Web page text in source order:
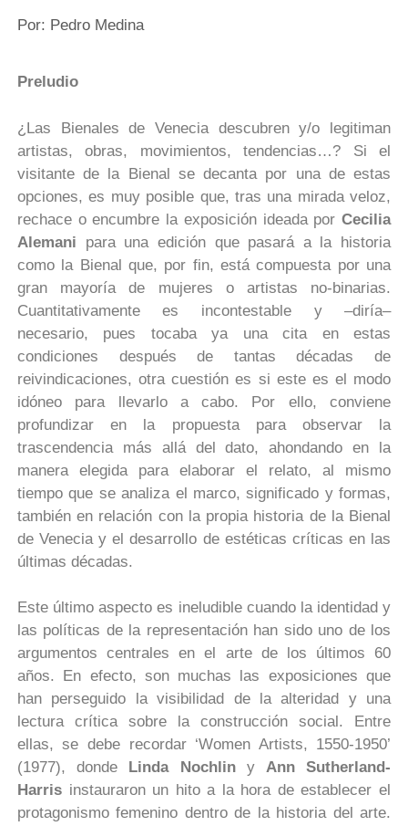
Por: Pedro Medina|
Preludio
¿Las Bienales de Venecia descubren y/o legitiman
artistas, obras, movimientos, tendencias…? Si el
visitante de la Bienal se decanta por una de estas
opciones, es muy posible que, tras una mirada veloz,
rechace o encumbre la exposición ideada porCecilia
Alemani para una edición que pasará a la historia
como la Bienal que, por fin, está compuesta por una
gran mayoría de mujeres o artistas no-binarias.
Cuantitativamente es incontestable y –diría–
necesario, pues tocaba ya una cita en estas
condiciones después de tantas décadas de
reivindicaciones, otra cuestión es si este es el modo
idóneo para llevarlo a cabo. Por ello, conviene
profundizar en la propuesta para observar la
trascendencia más allá del dato, ahondando en la
manera elegida para elaborar el relato, al mismo
tiempo que se analiza el marco, significado y formas,
también en relación con la propia historia de la Bienal
de Venecia y el desarrollo de estéticas críticas en las
últimas décadas.
Este último aspecto es ineludible cuando la identidad y
las políticas de la representación han sido uno de los
argumentos centrales en el arte de los últimos 60
años. En efecto, son muchas las exposiciones que
han perseguido la visibilidad de la alteridad y una
lectura crítica sobre la construcción social. Entre
ellas, se debe recordar ‘Women Artists, 1550-1950’
(1977), donde
Linda Nochliny Ann Sutherland-
Harrisinstauraron un hito a la hora de establecer el
protagonismo femenino dentro de la historia del arte.